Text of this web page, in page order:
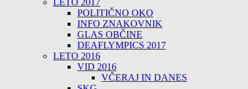
LETO 2017
POLITIČNO OKO
INFO ZNAKOVNIK
GLAS OBČINE
DEAFLYMPICS 2017
LETO 2016
VID 2016
VČERAJ IN DANES